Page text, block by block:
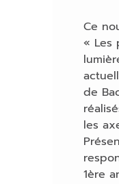
Ce
« Les
de
les
1ère